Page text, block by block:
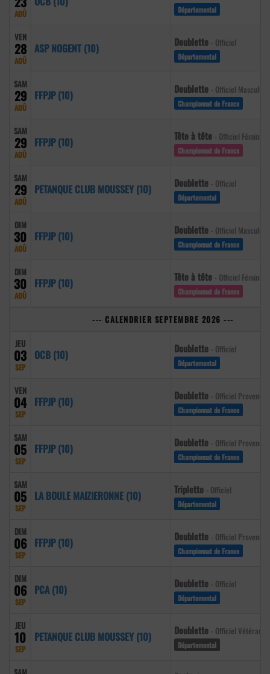
AOÛ Départemental
VEN
28
AOÛ
ASP NOGENT (10) Doublette - Officiel
Départemental
SAM
29
AOÛ
FFPJP (10) Doublette - Officiel Masculin
Championnat de France
SAM
29
AOÛ
FFPJP (10) Tête à tête - Officiel Féminin
Championnat de France
SAM
29
AOÛ
PETANQUE CLUB MOUSSEY (10) Doublette - Officiel
Départemental
DIM
30
AOÛ
FFPJP (10) Doublette - Officiel Masculin
Championnat de France
DIM
30
AOÛ
FFPJP (10) Tête à tête - Officiel Féminin
Championnat de France
--- CALENDRIER SEPTEMBRE 2026 ---
JEU
03
SEP
OCB (10) Doublette - Officiel
Départemental
VEN
04
SEP
FFPJP (10) Doublette - Officiel Provençal
Championnat de France
SAM
05
SEP
FFPJP (10) Doublette - Officiel Provençal
Championnat de France
SAM
05
SEP
LA BOULE MAIZIERONNE (10) Triplette - Officiel
Départemental
DIM
06
SEP
FFPJP (10) Doublette - Officiel Provençal
Championnat de France
DIM
06
SEP
PCA (10) Doublette - Officiel
Départemental
JEU
10
SEP
PETANQUE CLUB MOUSSEY (10) Doublette - Officiel Vétéran
Départemental